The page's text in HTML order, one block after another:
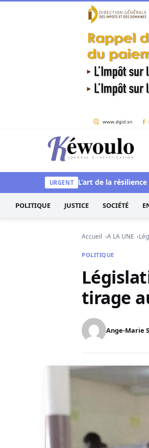
Aller au contenu
Kéwoulo, le premier site
URGENT
L’art de la résilience :
POLITIQUE JUSTICE SOCIÉTÉ
Accueil A LA UNE
POLITIQUE
tirage
Ange-Marie